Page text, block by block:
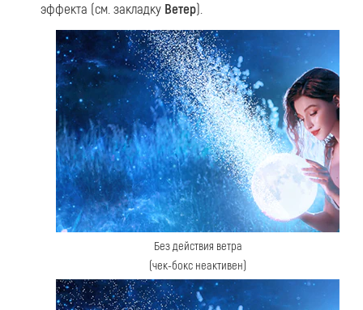
эффекта (см. закладку Ветер).
Без действия ветра
(чек-бокс неактивен)